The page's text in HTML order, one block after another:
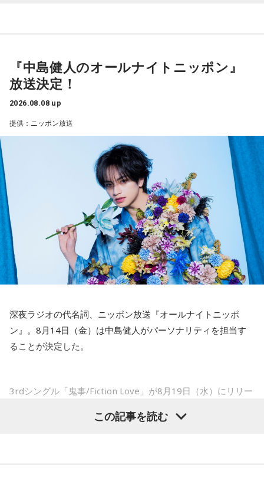
ているんだ。メンバーは違うかもしれないけれど、日本は力
があるんだぞ」と言って、油断しないように警戒させる。そ
して、「お前ら、（日本選手が）こんなことを言ってるぞ」
と塩貝選手のコメントを（起爆剤として）使うことが可能な
しないほうが良かったなと僕は思っています。
とはいえ、塩貝選手とはW杯が終わったときに違うところで
会いましたけど、本当に純粋なんですよ。全然悪気がないと
いうか。ただ、プロの選手としてそこまで考えてコメントす
るべきだったかなとは思います。
でもまだ若いですから。森保監督は“リバウンドメンタリテ
ィ”という言葉をよく使いますけど、何かうまくいかなかった
後のリアクションがすごく重要で、今後そこを塩貝選手は試
されるのかなと思いますし、その期待に応えるだけのものを
持っている選手だと思いますから、良いエネルギーに変えて
もらいたいなと思います。
----------------------------------------------------
この日の放送をradikoタイムフリーで聴く
※放送エリア外の方は、プレミアム会員の登録でご利用いた
だけます。
＜番組概要＞
番組名：SPORTS BEAT supported by TOYOTA
放送日時：毎週土曜 10:00～10:50
パーソナリティ：藤木直人、高見侑里
――過去2年の苦労は昨シーズンに活きていたということです
ね。
山田「活きていると思います。ウエイトトレーニングなどで
身体作りができたと思うので、結果を出さないといけないと
ころで出せたというのはよかったと思います」
――2月の南郷キャンプ終盤で右肘痛が発覚した時の心境を教
山田「痛かったですし、手術のタイミングはすごく悩んだの
ですが、3月9日に手術をさせていただいた。痛いままプレー
をしていても成績も上がらないですし、自分としても不安を
抱えながらプレーをするのは嫌だったので、できるだけ早く
手術をして、早く復帰ができるようにというので決断しまし
た」
――以前から痛みはあったのでしょうか？
山田「痛みがない範囲でできていたのですが、痛みの場所が
動いてしまって、数ミリでも痛みの場所が動くだけで痛みが
変わってくるので」
――実戦復帰まで4ヶ月という診断のもと、ファームで最初に
『中島健人のオールナイトニッポン』
放送決定！
2026.08.08 up
提供：ニッポン放送
深夜ラジオの代名詞、ニッポン放送『オールナイトニッポ
ン』。8月14日（金）は中島健人がパーソナリティを担当す
ることが決定した。
3rdシングル「鬼事/Fiction Love」が8月19日（水）にリリー
ティを初めて担当する。番組では、新曲「鬼事/Fiction
この記事を読む